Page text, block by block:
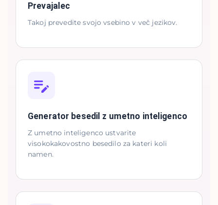
Prevajalec
Takoj prevedite svojo vsebino v več jezikov.
Generator besedil z umetno inteligenco
Z umetno inteligenco ustvarite
visokokakovostno besedilo za kateri koli
namen.